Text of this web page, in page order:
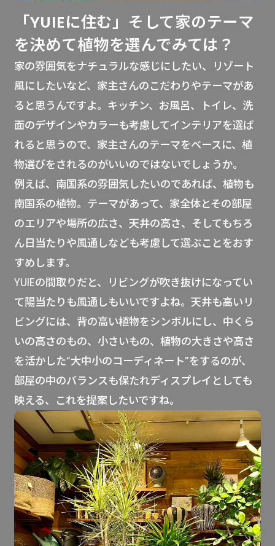
「YUIEに住む」そして家のテーマ
を決めて植物を選んでみては？
家の雰囲気をナチュラルな感じにしたい、リゾート
風にしたいなど、家主さんのこだわりやテーマがあ
ると思うんですよ。キッチン、お風呂、トイレ、洗
面のデザインやカラーも考慮してインテリアを選ば
れると思うので、家主さんのテーマをベースに、植
物選びをされるのがいいのではないでしょうか。
例えば、南国系の雰囲気したいのであれば、植物も
南国系の植物。テーマがあって、家全体とその部屋
のエリアや場所の広さ、天井の高さ、そしてもちろ
ん日当たりや風通しなども考慮して選ぶことをおす
すめします。
YUIEの間取りだと、リビングが吹き抜けになってい
て陽当たりも風通しもいいですよね。天井も高いリ
ビングには、背の高い植物をシンボルにし、中くら
いの高さのもの、小さいもの、植物の大きさや高さ
を活かした“大中小のコーディネート”をするのが、
部屋の中のバランスも保たれディスプレイとしても
映える、これを提案したいですね。